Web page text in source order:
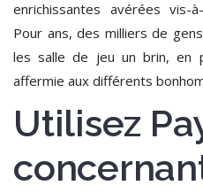
enrichissantes avérées vis-
Pour ans, des milliers de
les salle de jeu un brin, en
affermie aux différents
Utilisez